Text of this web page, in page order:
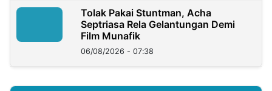
Tolak Pakai Stuntman, Acha
Septriasa Rela Gelantungan Demi
Film Munafik
06/08/2026 - 07:38